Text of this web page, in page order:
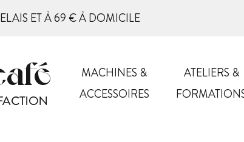
ET À 69 € À DOMICILE
MACHINES &
ACCESSOIRES
ATELIERS &